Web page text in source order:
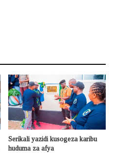
Serikali yazidi kusogeza karibu
huduma za afya